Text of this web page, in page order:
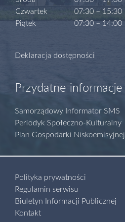
Czwartek
Piątek
07:30 – 15:30
07:30 – 14:00
Deklaracja dostępności
Przydatne informacje
Samorządowy Informator SMS
Periodyk Społeczno-Kulturalny
Plan Gospodarki Niskoemisyjnej
Polityka prywatności
Regulamin serwisu
Biuletyn Informacji Publicznej
Kontakt